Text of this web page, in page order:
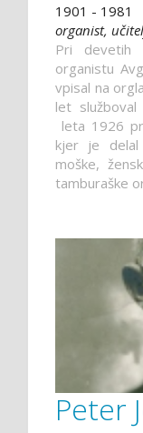
1901 - 1981
organist,
Pri
organistu
vpisal na
let
leta 1926
kjer je delal
moške,
tamburaške
Peter